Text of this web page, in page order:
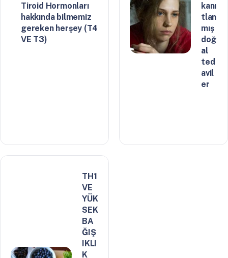
Tiroid Hormonları
hakkında bilmemiz
gereken herşey (T4
VE T3)
kanı
tlan
mış
doğ
al
ted
avil
er
TH1
VE
YÜK
SEK
BA
ĞIŞ
IKLI
K